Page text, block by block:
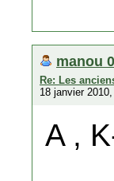
manou
Re: Les
18 janvier
A ,